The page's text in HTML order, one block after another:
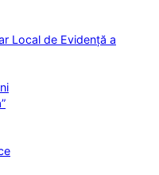
Local de Evidență a